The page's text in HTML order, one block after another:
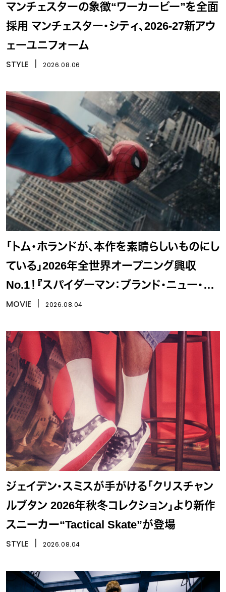
マンチェスターの象徴“ワーカービー”を全面
採用 マンチェスター・シティ、2026-27新アウ
ェーユニフォーム
STYLE 2026.08.06
「トム・ホランドが、本作を素晴らしいものにし
ている」2026年全世界オープニング興収
No.1！『スパイダーマン：ブランド・ニュー・デ
イ』
MOVIE 2026.08.04
ジェイデン・スミスが手がける「クリスチャン
ルブタン 2026年秋冬コレクション」より新作
スニーカー“Tactical Skate”が登場
STYLE 2026.08.04